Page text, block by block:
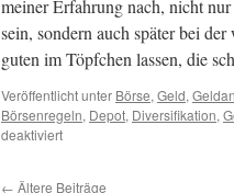
meiner Erfahrung nach, nicht
sein, sondern auch später bei
guten im Töpfchen lassen, die
Veröffentlicht unter Börse, Geld,
Börsenregeln, Depot, Diversifikation,
deaktiviert
← Ältere Beiträge